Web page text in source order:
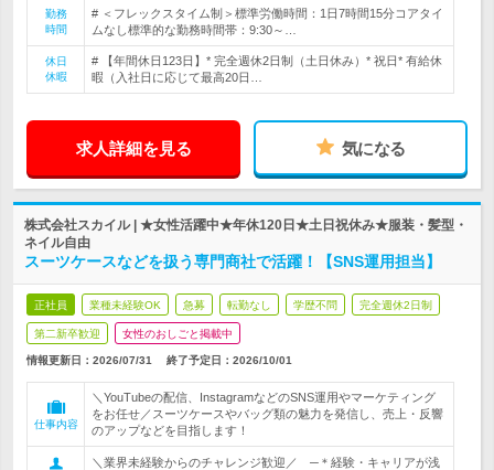
勤務
時間
# ＜フレックスタイム制＞標準労働時間：1日7時間15分コアタイ
ムなし標準的な勤務時間帯：9:30～…
休日
休暇
# 【年間休日123日】* 完全週休2日制（土日休み）* 祝日* 有給休
暇（入社日に応じて最高20日…
求人詳細を見る 気になる
株式会社スカイル | ★女性活躍中★年休120日★土日祝休み★服装・髪型・
ネイル自由
スーツケースなどを扱う専門商社で活躍！【SNS運用担当】
正社員 業種未経験OK 急募 転勤なし 学歴不問 完全週休2日制
第二新卒歓迎 女性のおしごと掲載中
情報更新日：2026/07/31 終了予定日： 2026/10/01
仕事内容
＼YouTubeの配信、InstagramなどのSNS運用やマーケティング
をお任せ／スーツケースやバッグ類の魅力を発信し、売上・反響
のアップなどを目指します！
＼業界未経験からのチャレンジ歓迎／ ─＊経験・キャリアが浅